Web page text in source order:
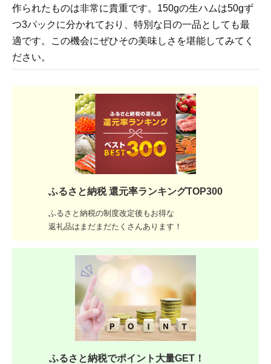
作られたものは非常に貴重です。150gの生ハムは50gず
つ3パックに分かれており、特別な日の一品としても最
適です。この機会にぜひその美味しさを堪能してみてく
ださい。
ふるさと納税 還元率ランキングTOP300
ふるさと納税の制度改定後もお得な
返礼品はまだまだたくさんあります！
ふるさと納税でポイント大量GET！